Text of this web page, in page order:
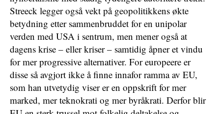
Streeck legger også vekt på geopolitikkens økte
betydning etter sammenbruddet for en unipolar
verden med USA i sentrum, men mener også at
dagens krise – eller kriser – samtidig åpner et vindu
for mer progressive alternativer. For europeere er
disse så avgjort ikke å finne innafor ramma av EU,
som han utvetydig viser er en oppskrift for mer
marked, mer teknokrati og mer byråkrati. Derfor blir